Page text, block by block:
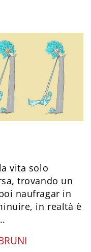
vita solo
trovando un
naufragar in
in realtà è